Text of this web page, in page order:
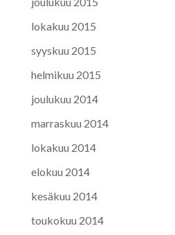
lokakuu 2015
syyskuu 2015
helmikuu 2015
joulukuu 2014
marraskuu 2014
lokakuu 2014
elokuu 2014
kesäkuu 2014
toukokuu 2014